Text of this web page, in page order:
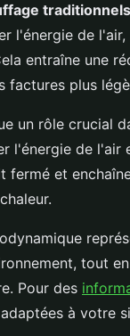
traditionnels
l'énergie de
entraîne une
factures plus
un rôle crucial
l'énergie de l'air
fermé et
tout
Pour des
à votre